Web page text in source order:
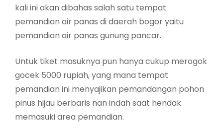
kali ini akan dibahas salah satu tempat
pemandian air panas di daerah bogor yaitu
pemandian air panas gunung pancar.
Untuk tiket masuknya pun hanya cukup merogok
gocek 5000 rupiah, yang mana tempat
pemandian ini menyajikan pemandangan pohon
pinus hijau berbaris nan indah saat hendak
memasuki area pemandian.